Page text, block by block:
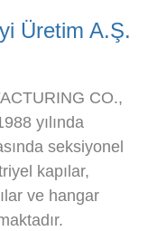
Üretim A.Ş.
CO.,
yılında
seksiyonel
kapılar,
ve hangar